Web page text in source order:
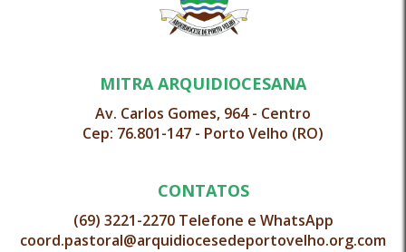
MITRA ARQUIDIOCESANA
Av. Carlos Gomes, 964 - Centro
Cep: 76.801-147 - Porto Velho (RO)
CONTATOS
(69) 3221-2270 Telefone e WhatsApp
coord.pastoral@arquidiocesedeportovelho.org.com